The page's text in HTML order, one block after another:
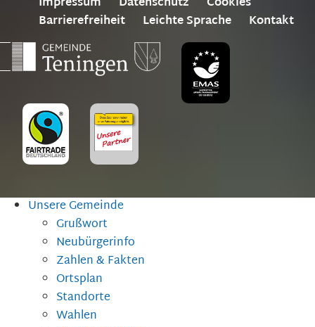
Barrierefreiheit
Leichte Sprache Kontakt
Unsere Gemeinde
Grußwort
Neubürgerinfo
Zahlen & Fakten
Ortsplan
Standorte
Wahlen